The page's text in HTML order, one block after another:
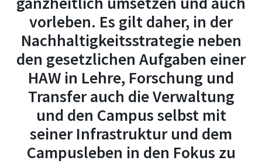
vorleben. Es gilt daher, in der
Nachhaltigkeitsstrategie neben
den gesetzlichen Aufgaben einer
HAW in Lehre, Forschung und
Transfer auch die Verwaltung
und den Campus selbst mit
seiner Infrastruktur und dem
Campusleben in den Fokus zu